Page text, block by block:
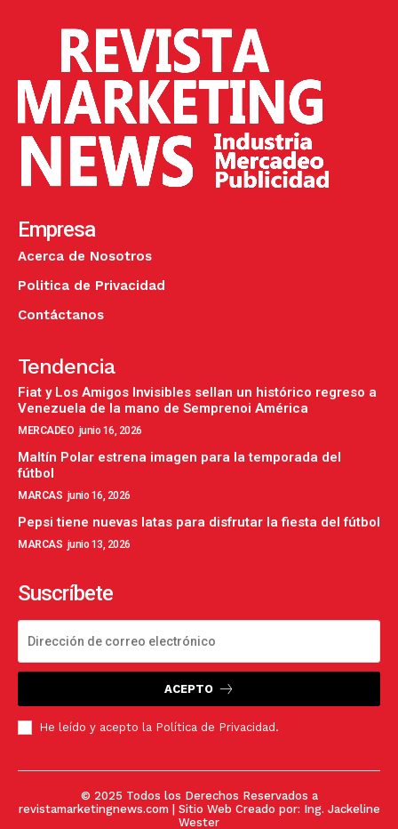
Empresa
Acerca de Nosotros
Politica de Privacidad
Contáctanos
Tendencia
Fiat y Los Amigos Invisibles sellan un histórico regreso a
Venezuela de la mano de Semprenoi América
MERCADEO junio 16, 2026
Maltín Polar estrena imagen para la temporada del
fútbol
MARCAS junio 16, 2026
Pepsi tiene nuevas latas para disfrutar la fiesta del fútbol
MARCAS junio 13, 2026
Suscríbete
ACEPTO
He leído y acepto la Política de Privacidad .
© 2025 Todos los Derechos Reservados a
revistamarketingnews.com | Sitio Web Creado por: Ing. Jackeline
Wester